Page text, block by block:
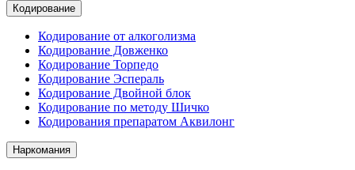
Кодирование
Кодирование от алкоголизма
Кодирование Довженко
Кодирование Торпедо
Кодирование Эспераль
Кодирование Двойной блок
Кодирование по методу Шичко
Кодирования препаратом Аквилонг
Наркомания